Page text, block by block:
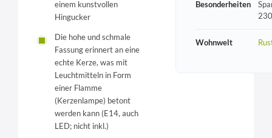
einem kunstvollen
Hingucker
Die hohe und schmale
Fassung erinnert an eine
echte Kerze, was mit
Leuchtmitteln in Form
einer Flamme
(Kerzenlampe) betont
werden kann (E14, auch
LED; nicht inkl.)
Besonderheiten
Wohnwelt